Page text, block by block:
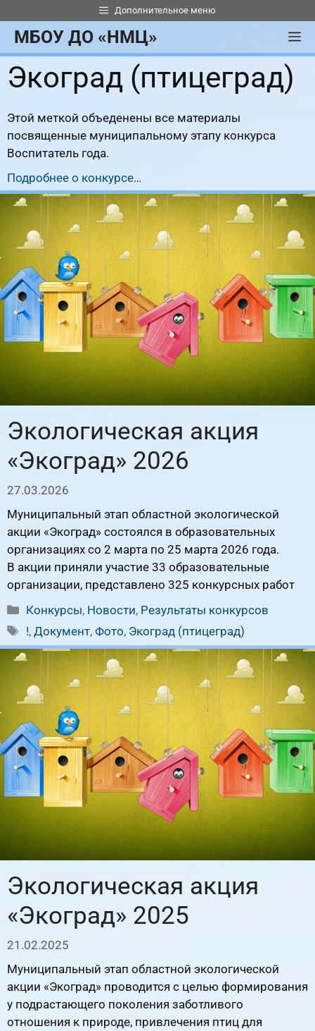
к
содержимому
Дополнительное меню
МБОУ ДО «НМЦ»
Экоград (птицеград)
Этой меткой объеденены все материалы
посвященные муниципальному этапу конкурса
Воспитатель года.
Подробнее о конкурсе…
Экологическая акция
«Экоград» 2026
27.03.2026
Муниципальный этап областной экологической
акции «Экоград» состоялся в образовательных
организациях со 2 марта по 25 марта 2026 года.
В акции приняли участие 33 образовательные
организации, представлено 325 конкурсных работ
Рубрики
Конкурсы, Новости, Результаты конкурсов
Метки
!,Документ,Фото, Экоград (птицеград)
Экологическая акция
«Экоград» 2025
21.02.2025
Муниципальный этап областной экологической
акции «Экоград» проводится с целью формирования
у подрастающего поколения заботливого
отношения к природе, привлечения птиц для